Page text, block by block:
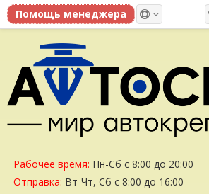
Рабочее время: Пн-Сб с 8:00 до 20:00
Отправка: Вт-Чт, Сб с 8:00 до 16:00